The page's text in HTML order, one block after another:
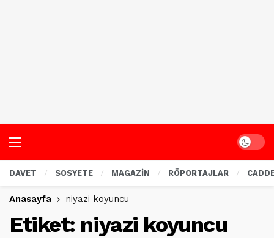
Dark
DAVET SOSYETE MAGAZİN RÖPORTAJLAR
Anasayfa niyazi koyuncu
Etiket: niyazi koyuncu